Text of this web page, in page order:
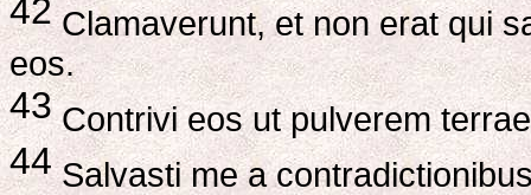
42Clamaverunt, et non erat qui
eos.
43Contrivi eos ut pulverem
44Salvasti me a